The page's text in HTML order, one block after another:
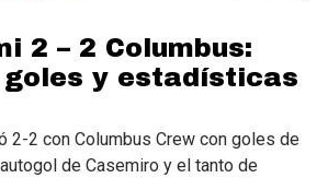
2 – 2 Columbus:
goles y estadísticas
2-2 con Columbus Crew con goles de
de Casemiro y el tanto de